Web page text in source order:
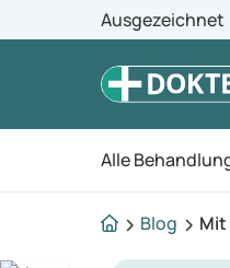
Ausgezeichnet
Alle
Blog Mit